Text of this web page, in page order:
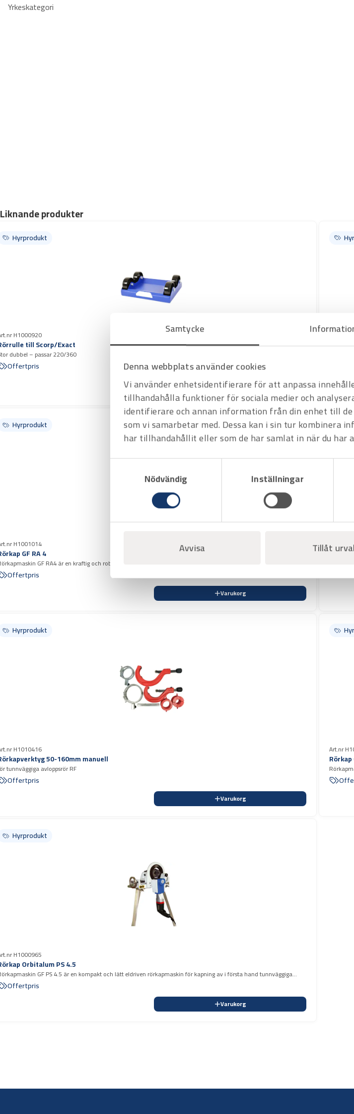
Samtycke
Denna webbplats använder cookies
Vi använder enhetsidentifierare för att anpassa
tillhandahålla funktioner för sociala medier och
identifierare och annan information från din enhet till
som vi samarbetar med. Dessa kan i sin tur kombinera
har tillhandahållit eller som de har samlat in när du har
Nödvändig
Inställningar
Avvisa Tillåt urval
Yrkeskategori
Liknande produkter
Hyrprodukt
H1000920
till Scorp/Exact
dubbel – passar 220/360
Offertpris
Varukorg
Hyrprodukt
H1001014
GF RA 4
GF RA4 är en kraftig och robus eldriven rörkapmaskin för kapning av rör i stål, syrafast stål, gjutjärn,
koppar och plast.
Offertpris
Varukorg
Art.nr
Hyrprodukt
H1010416
50-160mm manuell
tunnväggiga avloppsrör RF
Offertpris
Varukorg
Art.nr
Rörkap
Hyrprodukt
H1000965
Orbitalum PS 4.5
GF PS 4.5 är en kompakt och lätt eldriven rörkapmaskin för kapning av i första hand tunnväggiga
rör.
Offertpris
Varukorg